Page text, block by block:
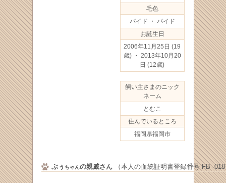
毛色
パイド ・ パイド
お誕生日
2006年11月25日 (19
歳) ・ 2013年10月20
日 (12歳)
飼い主さまのニック
ネーム
とむこ
住んでいるところ
福岡県福岡市
ぶぅ ちゃんの親戚さん（本人の血統証明書登録番号 FB -